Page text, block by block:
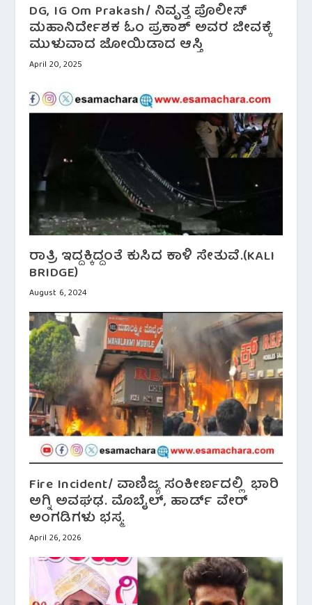
DG, IG Om Prakash/ ನಿವೃತ್ತ ಪೊಲೀಸ್​
ಮಹಾನಿರ್ದೇಶಕ ಓಂ ಪ್ರಕಾಶ್ ಅವರ ಜೀವಕ್ಕೆ
ಮುಳುವಾದ ಜೋಯಿಡಾದ ಆಸ್ತಿ
April 20, 2025
ರಾತ್ರಿ ಇದ್ದಕ್ಕಿದ್ದಂತೆ ಕುಸಿದ ಕಾಳಿ ಸೇತುವೆ.(KALI
BRIDGE)
August 6, 2024
Fire Incident/ ವಾಣಿಜ್ಯ ಸಂಕೀರ್ಣದಲ್ಲಿ ಭಾರಿ
ಅಗ್ನಿ ಅವಘಢ. ಮೊಬೈಲ್, ಹಾರ್ಡ್ ವೇರ್
ಅಂಗಡಿಗಳು ಭಸ್ಮ.
April 26, 2026